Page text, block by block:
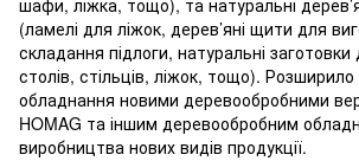
шафи, ліжка, тощо), та натуральні
(ламелі для ліжок, дерев’яні щити для
складання підлоги, натуральні
столів, стільців, ліжок, тощо). Розширило
обладнання новими деревообробними
HOMAG та іншим деревообробним
виробництва нових видів продукції.